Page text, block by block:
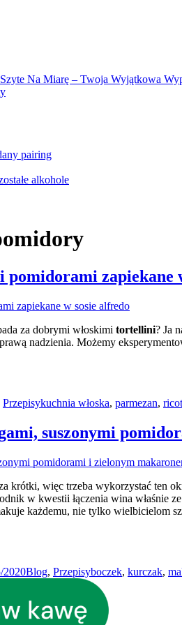
Na Miarę – Twoja Wyjątkowa
pairing
alkohole
zapiekane
za dobrymi włoskimi tortellini? Ja
nadzienia. Możemy
Przepisykuchnia włoska, parmezan,
suszonymi
krótki, więc trzeba wykorzystać ten
w kwestii łączenia wina właśnie
każdemu, nie tylko wielbicielom
2020Blog, Przepisyboczek, kurczak,